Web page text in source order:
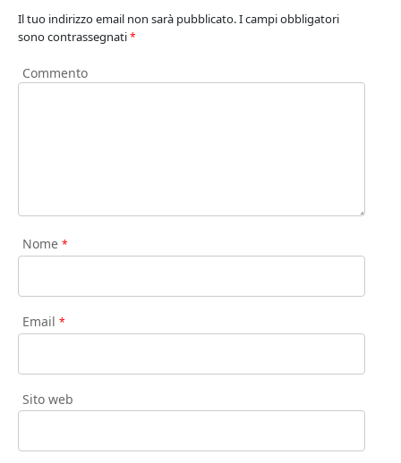
Il tuo indirizzo email non sarà pubblicato.I campi obbligatori
sono contrassegnati*
Commento
Nome *
Email *
Sito web